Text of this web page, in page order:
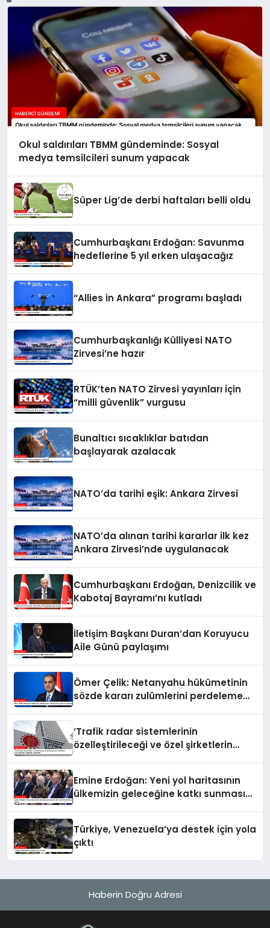
Okul saldırıları TBMM gündeminde: Sosyal
medya temsilcileri sunum yapacak
Süper Lig’de derbi haftaları belli oldu
Cumhurbaşkanı Erdoğan: Savunma
hedeflerine 5 yıl erken ulaşacağız
“Allies in Ankara” programı başladı
Cumhurbaşkanlığı Külliyesi NATO
Zirvesi’ne hazır
RTÜK’ten NATO Zirvesi yayınları için
“milli güvenlik” vurgusu
Bunaltıcı sıcaklıklar batıdan
başlayarak azalacak
NATO’da tarihi eşik: Ankara Zirvesi
NATO’da alınan tarihi kararlar ilk kez
Ankara Zirvesi’nde uygulanacak
Cumhurbaşkanı Erdoğan, Denizcilik ve
Kabotaj Bayramı’nı kutladı
İletişim Başkanı Duran’dan Koruyucu
Aile Günü paylaşımı
Ömer Çelik: Netanyahu hükümetinin
sözde kararı zulümlerini perdeleme
‘Trafik radar sistemlerinin
özelleştirileceği ve özel şirketlerin
Emine Erdoğan: Yeni yol haritasının
ülkemizin geleceğine katkı sunmasını
Türkiye, Venezuela’ya destek için yola
çıktı
Haberin Doğru Adresi